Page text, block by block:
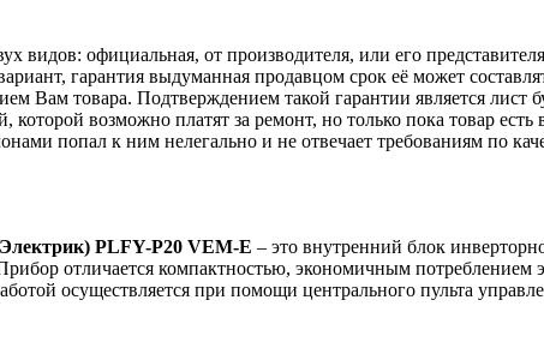
видов: официальная, от производителя, или его
гарантия выдуманная продавцом срок её может
Вам товара. Подтверждением такой гарантии является
которой возможно платят за ремонт, но только пока товар
попал к ним нелегально и не отвечает требованиям по
PLFY-P20 VEM-E – это внутренний блок
отличается компактностью, экономичным
осуществляется при помощи центрального пульта